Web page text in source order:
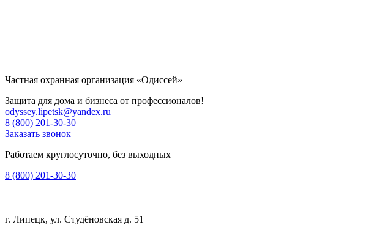
Частная охранная организация «Одиссей»
Защита для дома и бизнеса от профессионалов!
odyssey.lipetsk@yandex.ru
8 (800) 201-30-30
Заказать звонок
Работаем круглосуточно, без выходных
8 (800) 201-30-30
г. Липецк, ул. Студёновская д. 51